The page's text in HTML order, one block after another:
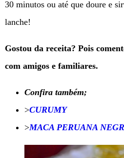
30 minutos ou até que doure e
lanche!
Gostou da receita? Pois
com amigos e familiares.
Confira também;
>CURUMY
>MACA PERUANA